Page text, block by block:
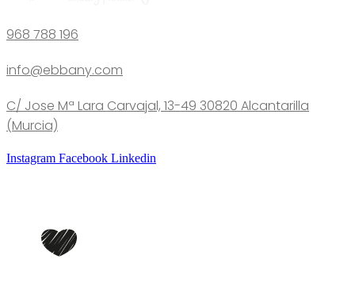
968 788 196
info@ebbany.com
C/ Jose Mª Lara Carvajal, 13-49 30820 Alcantarilla
(Murcia)
Instagram Facebook Linkedin